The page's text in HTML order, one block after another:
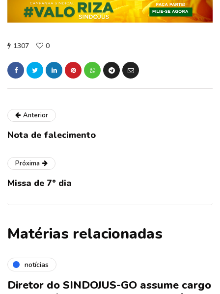
1307 0
Anterior
Nota de falecimento
Próxima
Missa de 7° dia
Matérias relacionadas
notícias
Diretor do SINDOJUS-GO assume cargo